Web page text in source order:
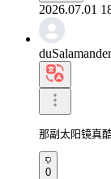
2026.07.01
那副太阳镜真
0